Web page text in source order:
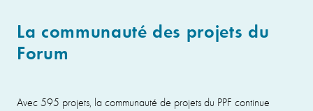
La communauté des projets du
Forum
Avec 595 projets, la communauté de projets du PPF continue